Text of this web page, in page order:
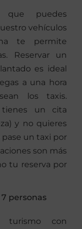
que puedes
vehículos
te permite
Reservar un
es ideal
a una hora
los taxis.
un cita
y no quieres
un taxi por
son más
tu reserva por
personas
turismo con